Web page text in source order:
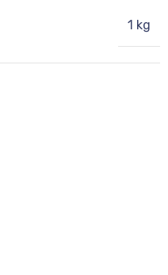
1 kg